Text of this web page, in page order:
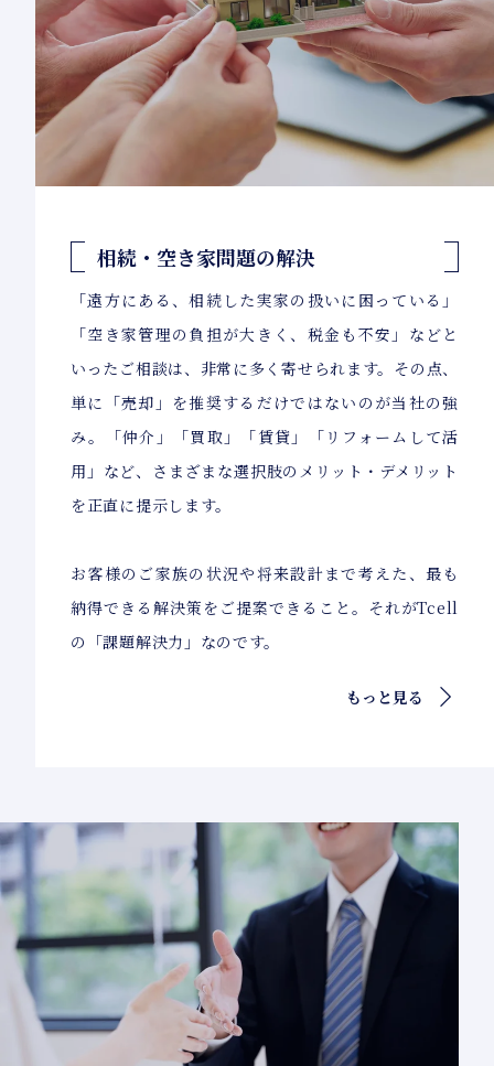
相続・空き家問題の解決
「遠方にある、相続した実家の扱いに困っている」
「空き家管理の負担が大きく、税金も不安」などと
いったご相談は、非常に多く寄せられます。その点、
単に「売却」を推奨するだけではないのが当社の強
み。「仲介」「買取」「賃貸」「リフォームして活
用」など、さまざまな選択肢のメリット・デメリット
を正直に提示します。
お客様のご家族の状況や将来設計まで考えた、最も
納得できる解決策をご提案できること。それがTcell
の「課題解決力」なのです。
もっと見る